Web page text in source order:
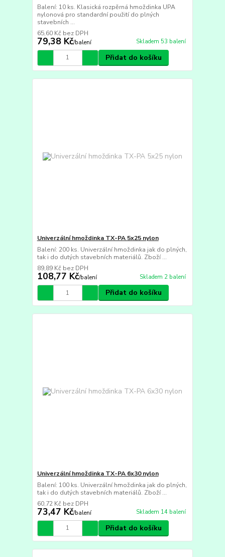
Balení: 10 ks. Klasická rozpěrná hmoždinka UPA
nylonová pro standardní použití do plných
stavebních ...
79,38 Kč/balení
65,60 Kč bez DPH
Skladem 53 balení
Přidat do košíku
Univerzální hmoždinka TX-PA 5x25 nylon
Balení: 200 ks. Univerzální hmoždinka jak do plných,
tak i do dutých stavebních materiálů. Zboží ...
108,77 Kč/balení
89,89 Kč bez DPH
Skladem 2 balení
Přidat do košíku
Univerzální hmoždinka TX-PA 6x30 nylon
Balení: 100 ks. Univerzální hmoždinka jak do plných,
tak i do dutých stavebních materiálů. Zboží ...
73,47 Kč/balení
60,72 Kč bez DPH
Skladem 14 balení
Přidat do košíku